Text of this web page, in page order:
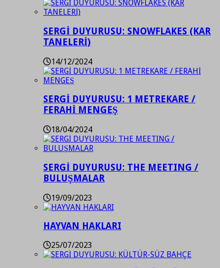
SERGİ DUYURUSU: SNOWFLAKES (KAR
TANELERİ)
14/12/2024
SERGİ DUYURUSU: 1 METREKARE /
FERAHİ MENGEŞ
18/04/2024
SERGİ DUYURUSU: THE MEETING /
BULUŞMALAR
19/09/2023
HAYVAN HAKLARI
25/07/2023